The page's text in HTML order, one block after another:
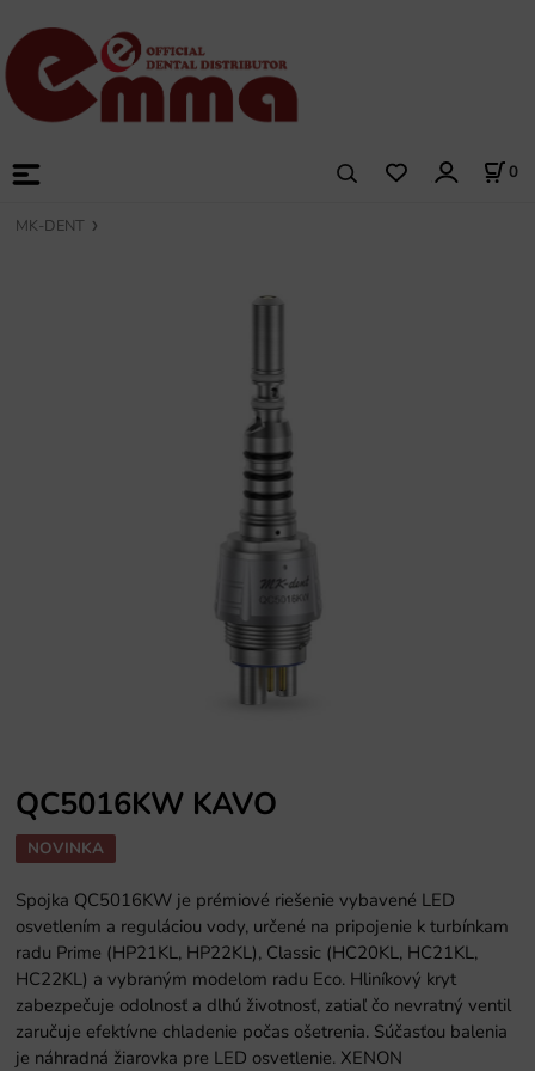
0
MK-DENT
QC5016KW KAVO
NOVINKA
Spojka QC5016KW je prémiové riešenie vybavené LED
osvetlením a reguláciou vody, určené na pripojenie k turbínkam
radu Prime (HP21KL, HP22KL), Classic (HC20KL, HC21KL,
HC22KL) a vybraným modelom radu Eco. Hliníkový kryt
zabezpečuje odolnosť a dlhú životnosť, zatiaľ čo nevratný ventil
zaručuje efektívne chladenie počas ošetrenia. Súčasťou balenia
je náhradná žiarovka pre LED osvetlenie. XENON